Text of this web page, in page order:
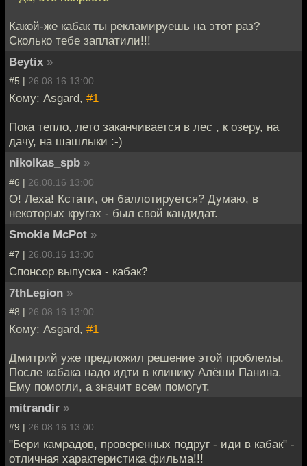
Какой-же кабак ты рекламируешь на этот раз?
Сколько тебе заплатили!!!
Beytix »
#5 | 26.08.16 13:00
Кому: Asgard, #1
Пока тепло, лето заканчивается в лес , к озеру, на
дачу, на шашлыки :-)
nikolkas_spb »
#6 | 26.08.16 13:00
О! Леха! Кстати, он баллотируется? Думаю, в
некоторых кругах - был свой кандидат.
Smokie McPot »
#7 | 26.08.16 13:00
Спонсор выпуска - кабак?
7thLegion »
#8 | 26.08.16 13:00
Кому: Asgard, #1
Дмитрий уже предложил решение этой проблемы.
После кабака надо идти в клинику Алёши Панина.
Ему помогли, а значит всем помогут.
mitrandir »
#9 | 26.08.16 13:00
"Бери камрадов, проверенных подруг - иди в кабак" -
отличная характеристика фильма!!!